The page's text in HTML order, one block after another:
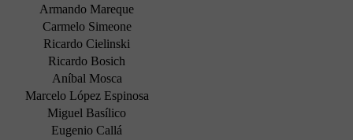
Armando Mareque
Carmelo Simeone
Ricardo Cielinski
Ricardo Bosich
Aníbal Mosca
Marcelo López Espinosa
Miguel Basílico
Eugenio Callá